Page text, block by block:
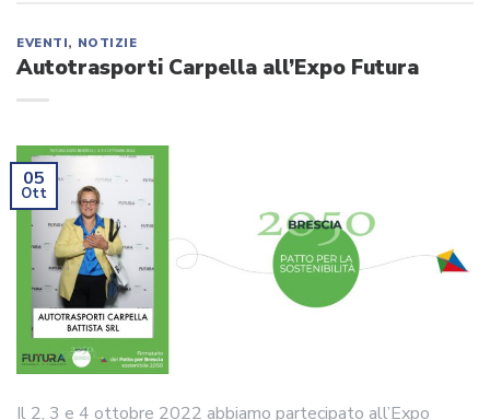
EVENTI, NOTIZIE
Autotrasporti Carpella all’Expo Futura
05
Ott
Il 2, 3 e 4 ottobre 2022 abbiamo partecipato all’Expo